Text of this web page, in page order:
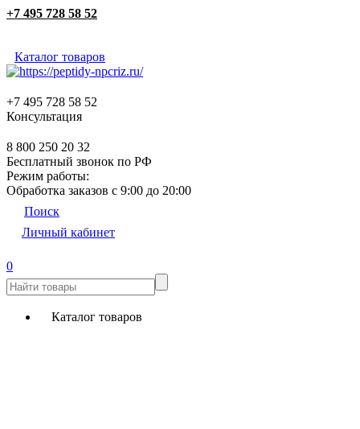
+7 495 728 58 52
Каталог товаров
+7 495 728 58 52
Консультация
8 800 250 20 32
Бесплатный звонок по РФ
Режим работы:
Обработка заказов с 9:00 до 20:00
Поиск
Личный кабинет
0
Каталог товаров